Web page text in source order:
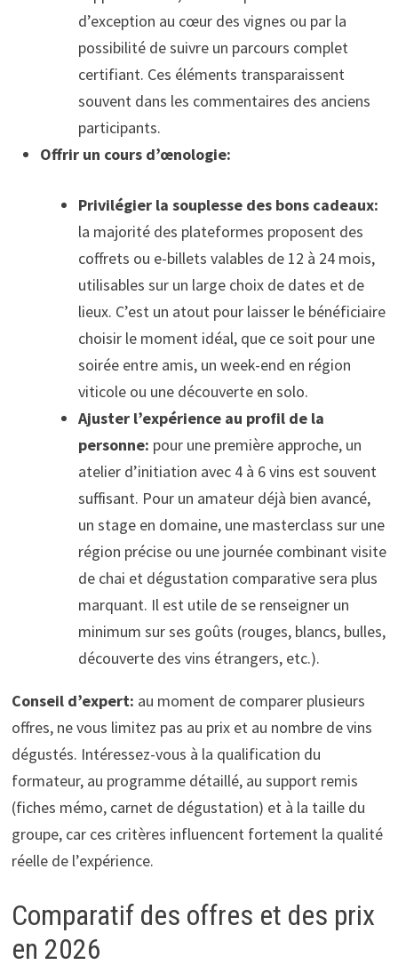
d’exception au cœur des vignes ou par la
possibilité de suivre un parcours complet
certifiant. Ces éléments transparaissent
souvent dans les commentaires des anciens
participants.
Offrir un cours d’œnologie:
Privilégier la souplesse des bons cadeaux:
la majorité des plateformes proposent des
coffrets ou e-billets valables de 12 à 24 mois,
utilisables sur un large choix de dates et de
lieux. C’est un atout pour laisser le bénéficiaire
choisir le moment idéal, que ce soit pour une
soirée entre amis, un week-end en région
viticole ou une découverte en solo.
Ajuster l’expérience au profil de la
personne: pour une première approche, un
atelier d’initiation avec 4 à 6 vins est souvent
suffisant. Pour un amateur déjà bien avancé,
un stage en domaine, une masterclass sur une
région précise ou une journée combinant visite
de chai et dégustation comparative sera plus
marquant. Il est utile de se renseigner un
minimum sur ses goûts (rouges, blancs, bulles,
découverte des vins étrangers, etc.).
Conseil d’expert: au moment de comparer plusieurs
offres, ne vous limitez pas au prix et au nombre de vins
dégustés. Intéressez-vous à la qualification du
formateur, au programme détaillé, au support remis
(fiches mémo, carnet de dégustation) et à la taille du
groupe, car ces critères influencent fortement la qualité
réelle de l’expérience.
Comparatif des offres et des prix
en 2026